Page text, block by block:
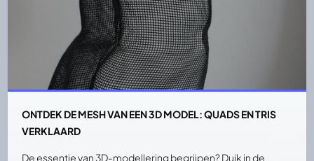
ONTDEK DE MESH VAN EEN 3D MODEL: QUADS EN TRIS
VERKLAARD
De essentie van 3D-modellering begrijpen? Duik in de